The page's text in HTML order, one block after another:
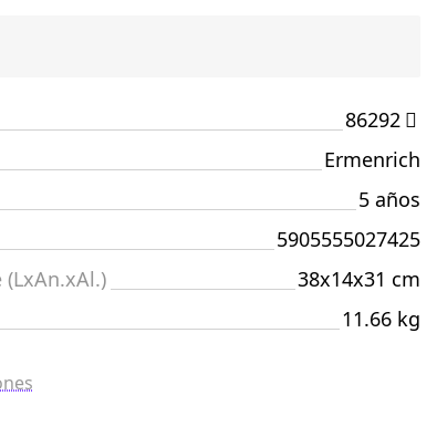
86292
Ermenrich
5 años
5905555027425
38x14x31 cm
11.66 kg